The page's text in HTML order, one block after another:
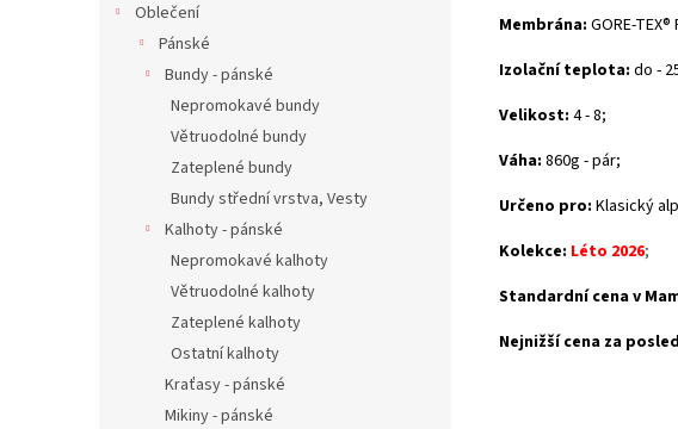
Oblečení
Pánské
Bundy - pánské
Nepromokavé bundy
Větruodolné bundy
Zateplené bundy
Bundy střední vrstva, Vesty
Kalhoty - pánské
Nepromokavé kalhoty
Větruodolné kalhoty
Zateplené kalhoty
Ostatní kalhoty
Kraťasy - pánské
Mikiny - pánské
Membrána: GORE-
Izolační teplota: do -
Velikost: 4 - 8;
Váha: 860g - pár;
Určeno pro: Klasický
Kolekce: Léto 2026;
Standardní cena v
Nejnižší cena za